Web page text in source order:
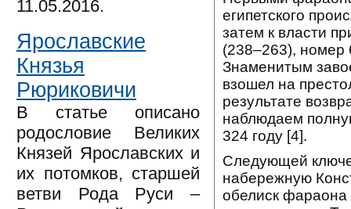
11.05.2016.
Ярославские
Князья
Рюриковичи
В статье описано
родословие Великих
Князей Ярославских и
их потомков, старшей
ветви Рода Руси –
египетского
затем к власти
(238–263), номер
Знаменитым
взошел на
результате
наблюдаем
324 году [4].
Следующей
набережную
обелиск